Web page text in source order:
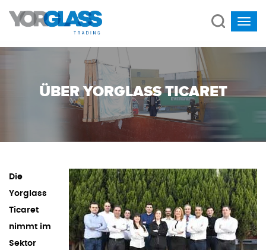
ÜBER YORGLASS TICARET
Die
Yorglass
Ticaret
nimmt im
Sektor